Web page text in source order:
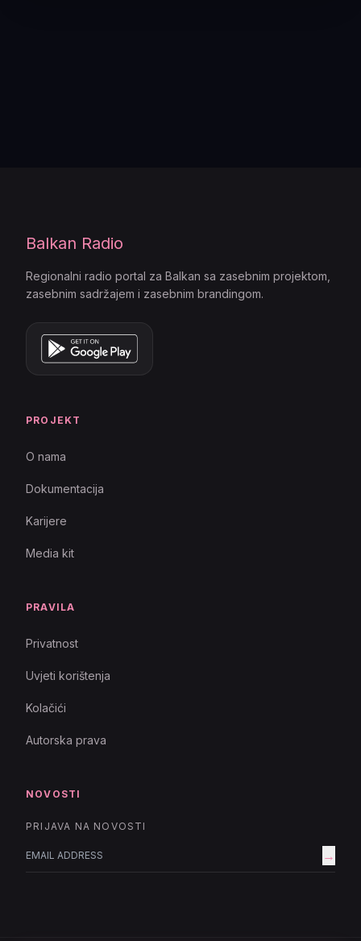
Balkan Radio
Regionalni radio portal za Balkan sa zasebnim projektom,
zasebnim sadržajem i zasebnim brandingom.
PROJEKT
O nama
Dokumentacija
Karijere
Media kit
PRAVILA
Privatnost
Uvjeti korištenja
Kolačići
Autorska prava
NOVOSTI
PRIJAVA NA NOVOSTI
→